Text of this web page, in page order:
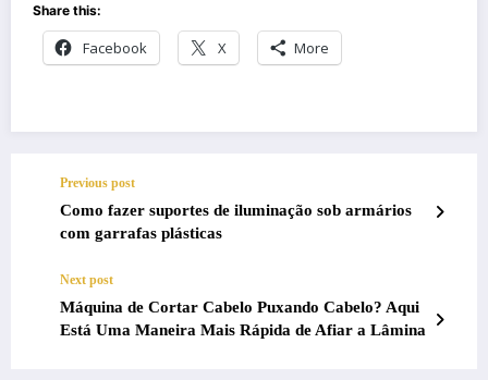
Share this:
Facebook X More
Previous post
Como fazer suportes de iluminação sob armários
com garrafas plásticas
Next post
Máquina de Cortar Cabelo Puxando Cabelo? Aqui
Está Uma Maneira Mais Rápida de Afiar a Lâmina